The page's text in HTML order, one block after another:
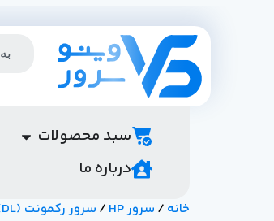
سبد محصولات
درباره ما
خانه / سرور HP / سرور رکمونت (DL)